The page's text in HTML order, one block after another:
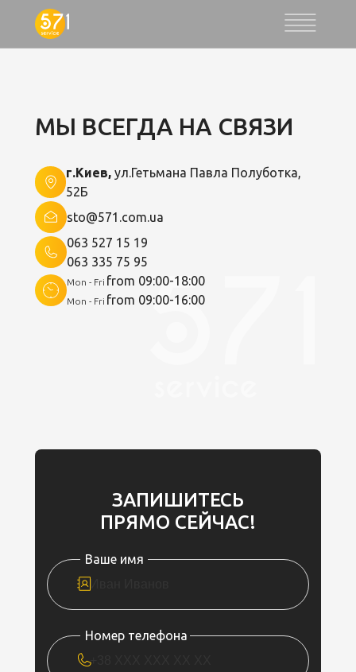
МЫ ВСЕГДА НА СВЯЗИ
г.Киев,ул.Гетьмана Павла Полуботка,
52Б
sto@571.com.ua
063 527 15 19
063 335 75 95
Mon - Fri from 09:00-18:00
Mon - Fri from 09:00-16:00
ЗАПИШИТЕСЬ
ПРЯМО СЕЙЧАС!
Ваше имя
Номер телефона